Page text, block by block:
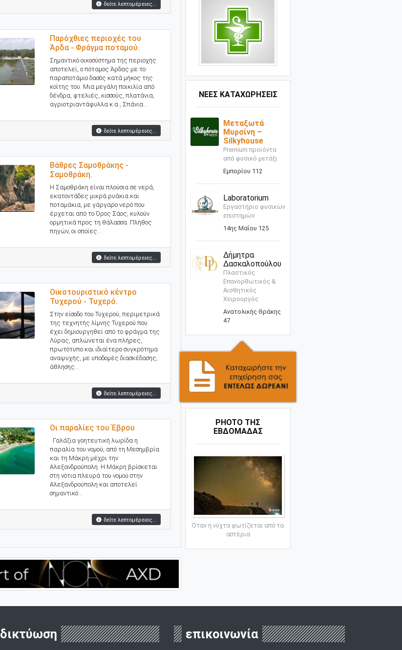
δείτε λεπτομέρειες...
Παρόχθιες περιοχές του
Άρδα - Φράγμα ποταμού.
Σημαντικό οικοσύστημα της περιοχής
αποτελεί, ο πόταμος Άρδας με το
παραποτάμιο δασός κατά μήκος της
κοίτης του. Μια μεγάλη ποικιλία από
δένδρα, φτελιές, κισσούς, πλατάνια,
αγριοτριαντάφυλλα κ.α., Σπάνια...
δείτε λεπτομέρειες...
Βάθρες Σαμοθράκης -
Σαμοθράκη.
Η Σαμοθράκη είναι πλούσια σε νερά,
εκατοντάδες μικρά ρυάκια και
ποταμάκια, με γάργαρο νερό που
έρχεται από το Όρος Σάος, κυλούν
ορμητικά προς τη θάλασσα. Πλήθος
πηγών, οι οποίες...
δείτε λεπτομέρειες...
Οικοτουριστικό κέντρο
Τυχερού - Τυχερό.
Στην είσοδο του Τυχερού, περιμετρικά
της τεχνητής λίμνης Τυχερού που
έχει δημιουργηθεί από το φράγμα της
Λύρας, απλώνεται ένα πλήρες,
πρωτότυπο και ιδιαίτερο συγκρότημα
αναψυχής, με υποδομές διασκέδασης,
άθλησης...
δείτε λεπτομέρειες...
Οι παραλίες του Έβρου
Γαλάζια γοητευτική λωρίδα η
παραλία του νομού, από τη Mεσημβρία
και τη Mάκρη μέχρι την
Aλεξανδρούπολη. Η Μάκρη βρίσκεται
στη νότια πλευρά του νομού στην
Αλεξανδρούπολη και αποτελεί
σημαντικό...
δείτε λεπτομέρειες...
ΝΕΕΣ ΚΑΤΑΧΩΡΗΣΕΙΣ
Μεταξωτά
Μυρσίνη –
Silkyhouse
Premium προϊόντα
από φυσικό μετάξι
Εμπορίου 112
Laboratorium
Εργαστήριο φυσικών
επιστημών
14ης Μαΐου 125
Δήμητρα
Δασκαλοπούλου
Πλαστικός
Επανορθωτικός &
Αισθητικός
Χειρουργός
Ανατολικής Θράκης
47
PHOTO ΤΗΣ
ΕΒΔΟΜΑΔΑΣ
Όταν η νύχτα φωτίζεται από τα
αστέρια
δικτύωση επικοινωνία